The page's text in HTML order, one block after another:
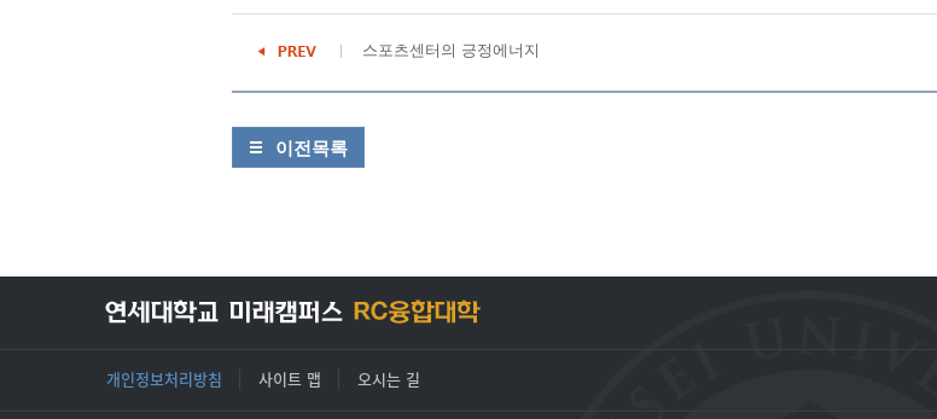
스포츠센터의 긍정에너지
이전목록
개인정보처리방침 사이트 맵 오시는 길